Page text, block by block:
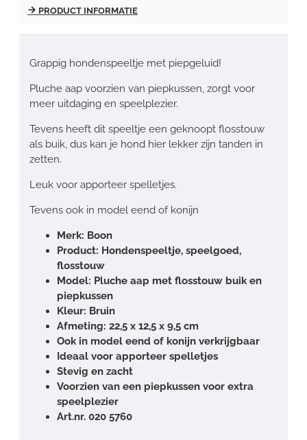
PRODUCT INFORMATIE
Grappig hondenspeeltje met piepgeluid!
Pluche aap voorzien van piepkussen, zorgt voor
meer uitdaging en speelplezier.
Tevens heeft dit speeltje een geknoopt flosstouw
als buik, dus kan je hond hier lekker zijn tanden in
zetten.
Leuk voor apporteer spelletjes.
Tevens ook in model eend of konijn
Merk: Boon
Product: Hondenspeeltje, speelgoed,
flosstouw
Model: Pluche aap met flosstouw buik en
piepkussen
Kleur: Bruin
Afmeting: 22,5 x 12,5 x 9,5 cm
Ook in model eend of konijn verkrijgbaar
Ideaal voor apporteer spelletjes
Stevig en zacht
Voorzien van een piepkussen voor extra
speelplezier
Art.nr. 020 5760